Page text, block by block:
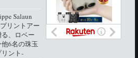
Salaun
リントアー
、ロベー
6名の珠玉
ント‐